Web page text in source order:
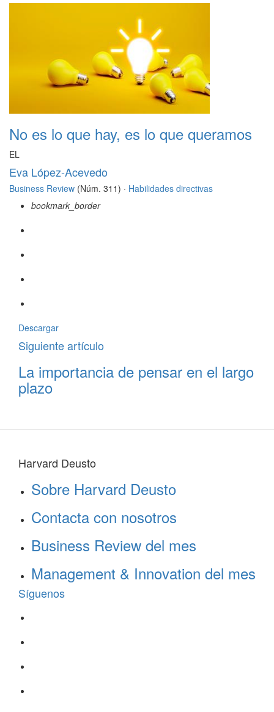
No es lo que hay, es lo que queramos
EL
Eva López-Acevedo
Business Review (Núm. 311) · Habilidades directivas
bookmark_border
Descargar
Siguiente artículo
La importancia de pensar en el largo
plazo
Harvard Deusto
Sobre Harvard Deusto
Contacta con nosotros
Business Review del mes
Management & Innovation del mes
Síguenos